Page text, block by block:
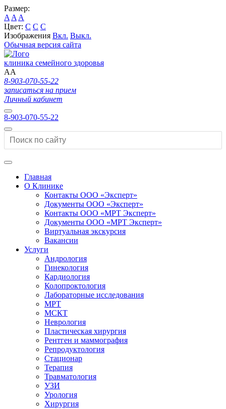
Размер:
A A A
Цвет: C C C
Изображения Вкл. Выкл.
Обычная версия сайта
клиника семейного здоровья
AA
8-903-070-55-22
записаться на прием
Личный кабинет
8-903-070-55-22
Главная
О Клинике
Контакты ООО «Эксперт»
Документы ООО «Эксперт»
Контакты ООО «МРТ Эксперт»
Документы ООО «МРТ Эксперт»
Виртуальная экскурсия
Вакансии
Услуги
Андрология
Гинекология
Кардиология
Колопроктология
Лабораторные исследования
МРТ
МСКТ
Неврология
Пластическая хирургия
Рентген и маммография
Репродуктология
Стационар
Терапия
Травматология
УЗИ
Урология
Хирургия